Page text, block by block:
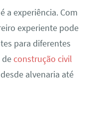
a experiência. Com
experiente pode
para diferentes
deconstrução civil
desde alvenaria até